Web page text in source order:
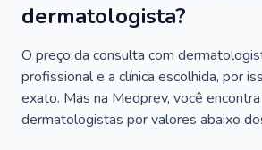
dermatologista?
O preço da consulta com
profissional e a clínica escolhida, por
exato. Mas na Medprev, você
dermatologistas por valores abaixo